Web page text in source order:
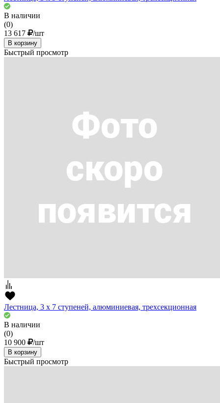
В наличии
(0)
13 617
/шт
В корзину
Быстрый просмотр
Лестница, 3 х 7 ступеней, алюминиевая, трехсекционная
В наличии
(0)
10 900
/шт
В корзину
Быстрый просмотр